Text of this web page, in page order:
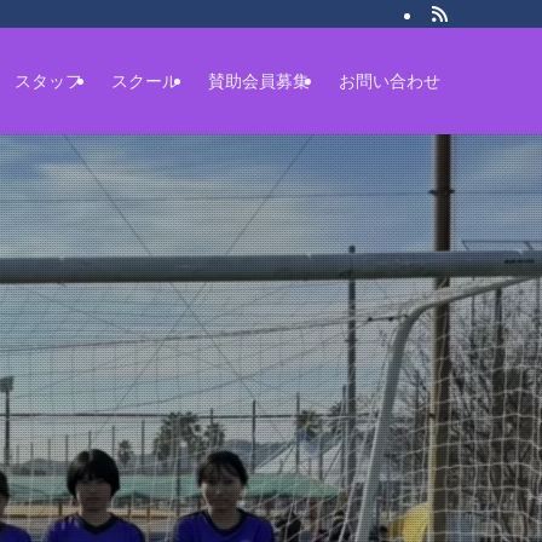
スタッフ スクール 賛助会員募集 お問い合わせ